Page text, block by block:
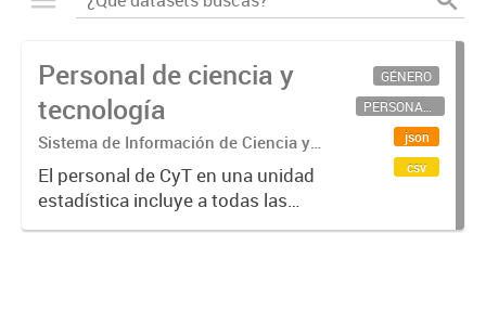
Personal de ciencia y
tecnología
Sistema de Información de Ciencia y
Tecnología Argentino (SICYTAR)
El personal de CyT en una unidad
estadística incluye a todas las
personas involucradas
GÉNERO
PERSONAL CIENTÍFICO-TECNOLÓGICO
json
csv